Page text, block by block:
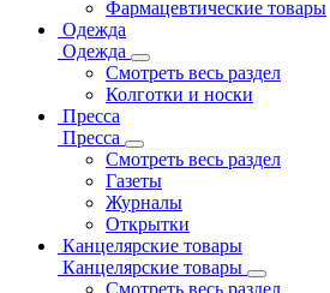
Фармацевтические товары
Одежда
Одежда
Смотреть весь раздел
Колготки и носки
Пресса
Пресса
Смотреть весь раздел
Газеты
Журналы
Открытки
Канцелярские товары
Канцелярские товары
Смотреть весь раздел